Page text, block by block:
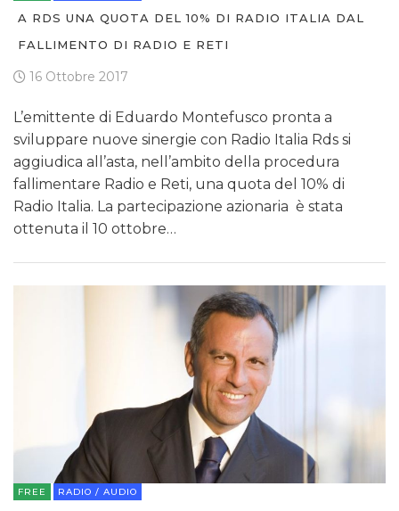
A RDS UNA QUOTA DEL 10% DI RADIO ITALIA DAL
FALLIMENTO DI RADIO E RETI
16 Ottobre 2017
L’emittente di Eduardo Montefusco pronta a
sviluppare nuove sinergie con Radio Italia Rds si
aggiudica all’asta, nell’ambito della procedura
fallimentare Radio e Reti, una quota del 10% di
Radio Italia. La partecipazione azionaria è stata
ottenuta il 10 ottobre…
FREE RADIO / AUDIO